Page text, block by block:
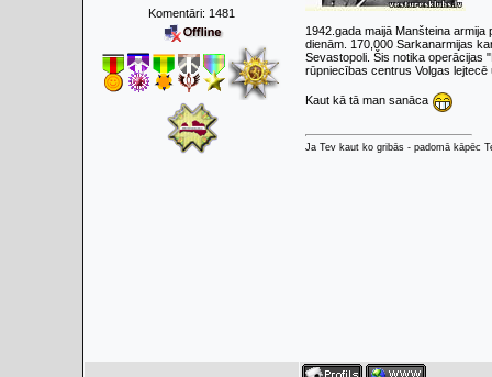
Komentāri: 1481
1942.gada maijā Manšteina
dienām. 170,000 Sarkanarmijas
Sevastopoli. Šis notika operācijas
rūpniecības centrus Volgas
Kaut kā tā man sanāca
Ja Tev kaut ko gribās - padomā kāpēc